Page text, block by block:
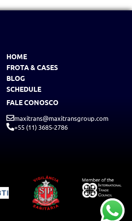
HOME
FROTA & CASES
BLOG
SCHEDULE
FALE CONOSCO
maxitrans@maxitransgroup.com
+55 (11) 3685-2786